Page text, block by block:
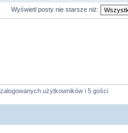
Wyświetl posty nie starsze niż:
użytkowników i 5 gości